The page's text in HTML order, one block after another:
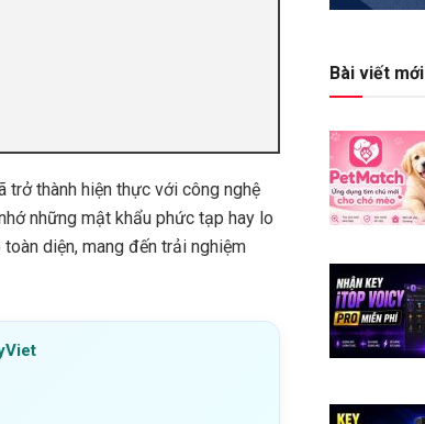
trở thành hiện thực với công nghệ
những mật khẩu phức tạp hay lo
diện, mang đến trải nghiệm
Bài viết mới